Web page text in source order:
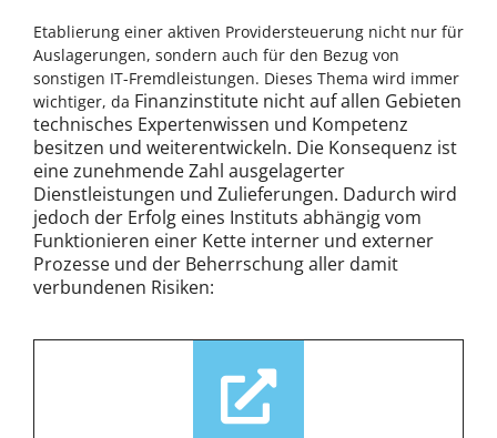
Etablierung einer aktiven Providersteuerung nicht nur für
Auslagerungen, sondern auch für den Bezug von
sonstigen IT-Fremdleistungen. Dieses Thema wird immer
wichtiger, da Finanzinstitute nicht auf allen Gebieten
technisches Expertenwissen und Kompetenz
besitzen und weiterentwickeln. Die Konsequenz ist
eine zunehmende Zahl ausgelagerter
Dienstleistungen und Zulieferungen. Dadurch wird
jedoch der Erfolg eines Instituts abhängig vom
Funktionieren einer Kette interner und externer
Prozesse und der Beherrschung aller damit
verbundenen Risiken: